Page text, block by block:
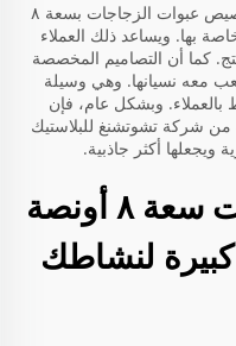
وبالإضافة إلى مظهرها الجذّاب، يمكن تخصيص عبوات الزجاجات بسعة ٨
بها. ويساعد ذلك العملاء
كما أن التصاميم المخصصة
معه نسيانها. وهي وسيلة
بالعملاء. وبشكل عام، فإن
من شركة تشوتشنغ للبلاستيك
ويجعلها أكثر جاذبية.
أين يمكنك شراء جرات سعة ٨ أونصة
كبيرة لنشاطك